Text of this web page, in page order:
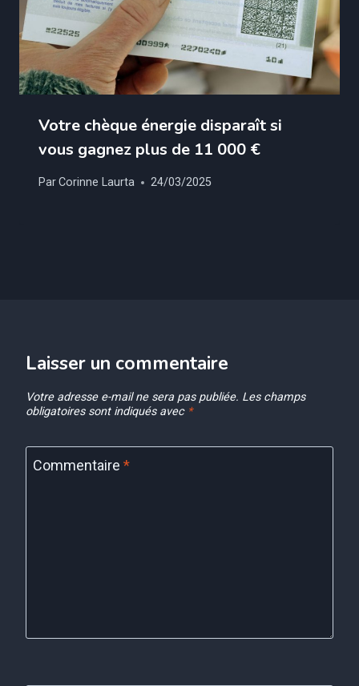
Votre chèque énergie disparaît si
vous gagnez plus de 11 000 €
ParCorinne Laurta 24/03/2025
Laisser un commentaire
Votre adresse e-mail ne sera pas publiée. Les champs
obligatoires sont indiqués avec *
Commentaire *